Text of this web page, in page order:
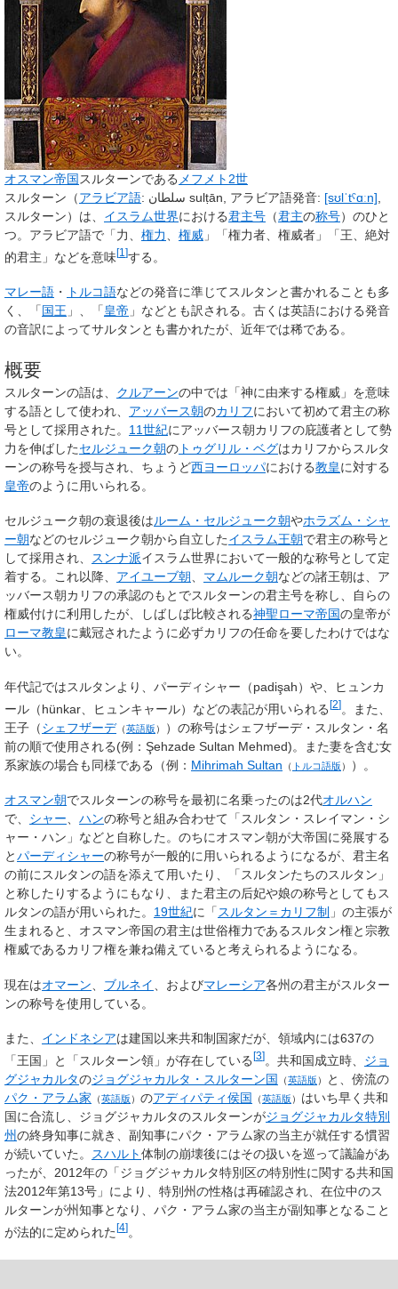
オスマン帝国 スルターンである メフメト2世
スルターン （アラビア語: سلطان sulṭān アラビア語発音: [sʊlˈtˤɑːn]
スルターン）は、 イスラム世界における君主号 （君主の称号）のひと
つ。アラビア語で「力、 権力 権威 」「権力者、権威者」「王、絶対
的君主」などを意味[1 ]する。
マレー語 ・ トルコ語などの発音に準じてスルタンと書かれることも多
く、「国王 」、「皇帝 」などとも訳される。古くは英語における発音
の音訳によってサルタンとも書かれたが、近年では稀である。
概要
スルターンの語は、 クルアーンの中では「神に由来する権威」を意味
する語として使われ、 アッバース朝のカリフにおいて初めて君主の称
号として採用された。 11世紀にアッバース朝カリフの庇護者として勢
力を伸ばしたセルジューク朝の トゥグリル・ベグはカリフからスルタ
ーンの称号を授与され、ちょうど西ヨーロッパにおける教皇に対する
皇帝のように用いられる。
セルジューク朝の衰退後はルーム・セルジューク朝やホラズム・シャ
ー朝などのセルジューク朝から自立したイスラム王朝で君主の称号と
して採用され、 スンナ派イスラム世界において一般的な称号として定
着する。これ以降、 アイユーブ朝、 マムルーク朝などの諸王朝は、ア
ッバース朝カリフの承認のもとでスルターンの君主号を称し、自らの
権威付けに利用したが、しばしば比較される神聖ローマ帝国の皇帝が
ローマ教皇に戴冠されたように必ずカリフの任命を要したわけではな
い。
年代記ではスルタンより、パーディシャー（padişah）や、ヒュンカ
ール（hünkar、ヒュンキャール）などの表記が用いられる[2]。また、
王子（シェフザーデ（英語版 ）
）の称号はシェフザーデ・スルタン・名
前の順で使用される(例：Şehzade Sultan Mehmed)。また妻を含む女
系家族の場合も同様である（例： Mihrimah Sultan （ トルコ語版 ） ）。
オスマン朝でスルターンの称号を最初に名乗ったのは2代オルハン
で、 シャー、 ハンの称号と組み合わせて「スルタン・スレイマン・シ
ャー・ハン」などと自称した。のちにオスマン朝が大帝国に発展する
とパーディシャーの称号が一般的に用いられるようになるが、君主名
の前にスルタンの語を添えて用いたり、「スルタンたちのスルタン」
と称したりするようにもなり、また君主の后妃や娘の称号としてもス
ルタンの語が用いられた。 19世紀に「スルタン＝カリフ制 」の主張が
生まれると、オスマン帝国の君主は世俗権力であるスルタン権と宗教
権威であるカリフ権を兼ね備えていると考えられるようになる。
現在はオマーン ブルネイ 、およびマレーシア各州の君主がスルター
ンの称号を使用している。
また、 インドネシアは建国以来共和制国家だが、領域内には637の
「王国」と「スルターン領」が存在している [3] 。共和国成立時、 ジョ
グジャカルタのジョグジャカルタ・スルターン国 （英語版 ）
と、傍流の
パク・アラム家 （英語版 ） のアディパティ侯国 （英語版 ） はいち早く共和
国に合流し、ジョグジャカルタのスルターンがジョグジャカルタ特別
州の終身知事に就き、副知事にパク・アラム家の当主が就任する慣習
が続いていた。
スハルト体制の崩壊後にはその扱いを巡って議論があ
ったが、2012年の「ジョグジャカルタ特別区の特別性に関する共和国
法2012年第13号」により、特別州の性格は再確認され、在位中のス
ルターンが州知事となり、パク・アラム家の当主が副知事となること
が法的に定められた [4] 。